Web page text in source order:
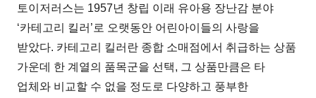
토이저러스는 1957년 창립 이래 유아용 장난감 분야
‘카테고리 킬러’로 오랫동안 어린아이들의 사랑을
받았다. 카테고리 킬러란 종합 소매점에서 취급하는 상품
가운데 한 계열의 품목군을 선택, 그 상품만큼은 타
업체와 비교할 수 없을 정도로 다양하고 풍부한